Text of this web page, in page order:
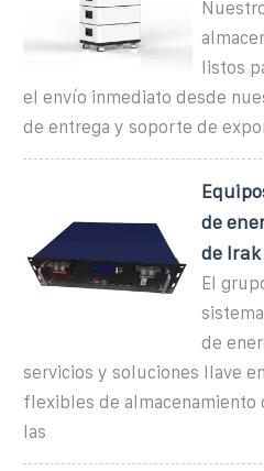
listos
el envío inmediato desde
de entrega y soporte de
de
de Irak
El
de
servicios y soluciones llave
flexibles de almacenamiento
las